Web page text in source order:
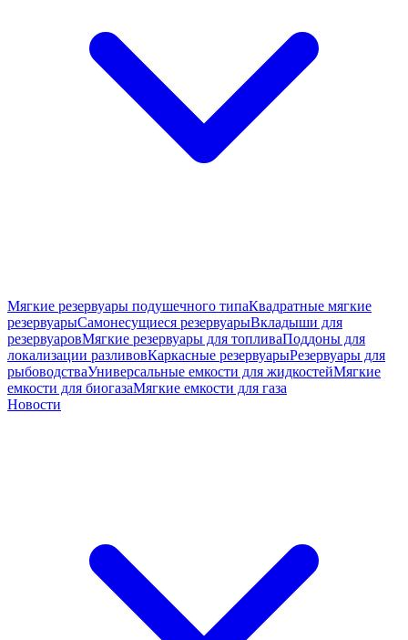
Мягкие резервуары подушечного типаКвадратные мягкие
резервуарыСамонесущиеся резервуарыВкладыши для
резервуаровМягкие резервуары для топливаПоддоны для
локализации разливовКаркасные резервуарыРезервуары для
рыбоводстваУниверсальные емкости для жидкостейМягкие
емкости для биогазаМягкие емкости для газа
Новости